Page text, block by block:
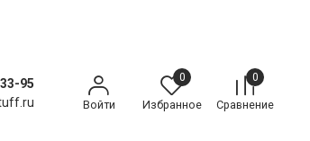
95
Войти
0
Избранное
0
Сравнение